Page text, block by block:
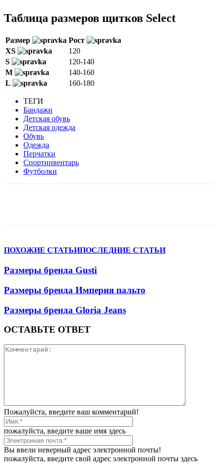
Таблица размеров щитков Select
Размер
Рост
XS
120
S
120-140
M
140-160
L
160-180
ТЕГИ
Бандажи
Детская обувь
Детская одежда
Обувь
Одежда
Перчатки
Спортинвентарь
Футболки
ПОХОЖИЕ СТАТЬИПОСЛЕДНИЕ СТАТЬИ
Размеры бренда Gusti
Размеры бренда Империя пальто
Размеры бренда Gloria Jeans
ОСТАВЬТЕ ОТВЕТ
Пожалуйста, введите ваш комментарий!
пожалуйста, введите ваше имя здесь
Вы ввели неверный адрес электронной почты!
пожалуйста, введите свой адрес электронной почты здесь